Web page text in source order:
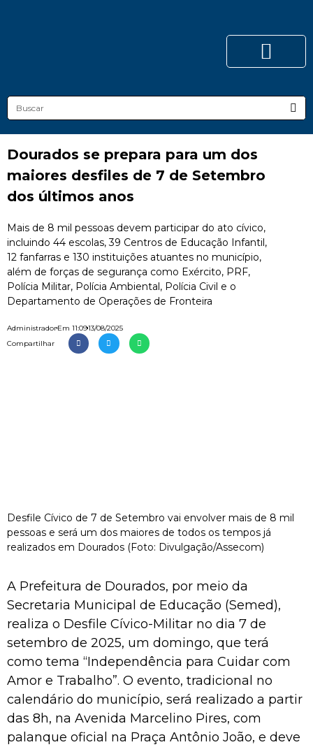
Dourados se prepara para um dos
maiores desfiles de 7 de Setembro
dos últimos anos
Mais de 8 mil pessoas devem participar do ato cívico,
incluindo 44 escolas, 39 Centros de Educação Infantil,
12 fanfarras e 130 instituições atuantes no município,
além de forças de segurança como Exército, PRF,
Polícia Militar, Polícia Ambiental, Polícia Civil e o
Departamento de Operações de Fronteira
AdministradorEm 11:0913/08/2025
Compartilhar
Desfile Cívico de 7 de Setembro vai envolver mais de 8 mil
pessoas e será um dos maiores de todos os tempos já
realizados em Dourados (Foto: Divulgação/Assecom)
A Prefeitura de Dourados, por meio da
Secretaria Municipal de Educação (Semed),
realiza o Desfile Cívico-Militar no dia 7 de
setembro de 2025, um domingo, que terá
como tema “Independência para Cuidar com
Amor e Trabalho”. O evento, tradicional no
calendário do município, será realizado a partir
das 8h, na Avenida Marcelino Pires, com
palanque oficial na Praça Antônio João, e deve